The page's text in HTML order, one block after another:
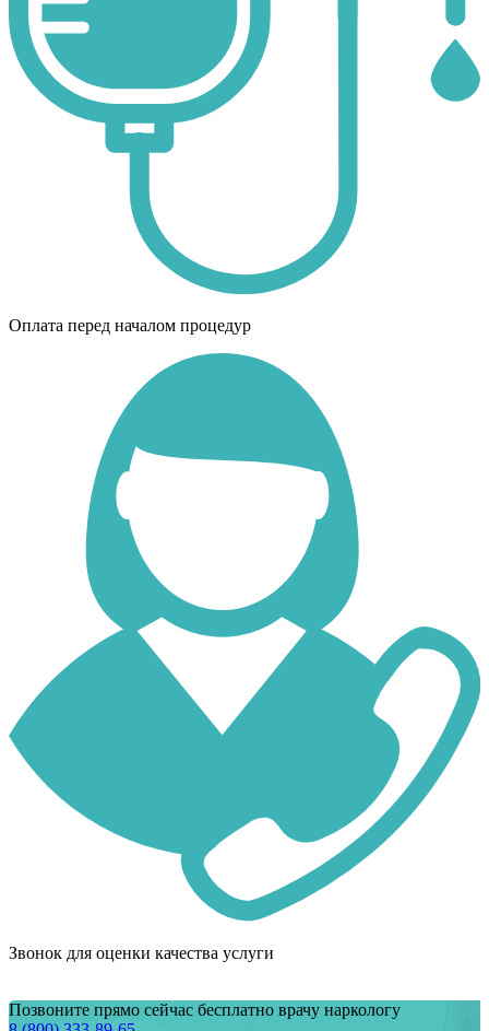
Оплата перед началом процедур
Звонок для оценки качества услуги
Позвоните прямо сейчас бесплатно врачу наркологу